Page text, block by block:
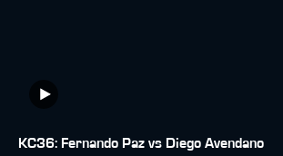
KC36: Fernando Paz vs Diego Avendano